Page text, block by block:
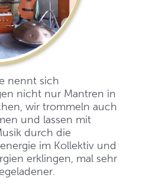
nennt sich
nicht nur Mantren in
wir trommeln auch
und lassen mit
durch die
im Kollektiv und
erklingen, mal sehr